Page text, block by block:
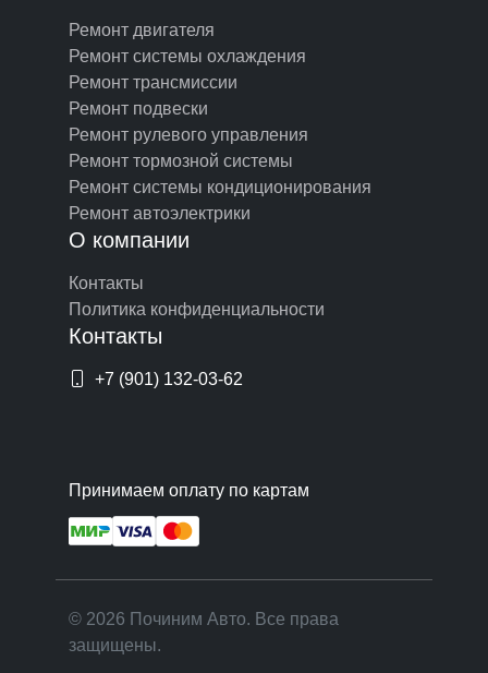
Ремонт двигателя
Ремонт системы охлаждения
Ремонт трансмиссии
Ремонт подвески
Ремонт рулевого управления
Ремонт тормозной системы
Ремонт системы кондиционирования
Ремонт автоэлектрики
О компании
Контакты
Политика конфиденциальности
Контакты
+7 (901) 132-03-62
Принимаем оплату по картам
© 2026 Починим Авто. Все права
защищены.